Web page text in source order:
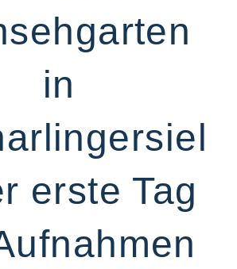
in
erste Tag